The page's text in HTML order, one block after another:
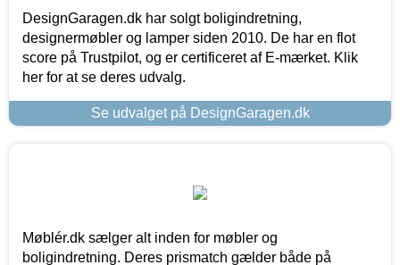
DesignGaragen.dk har solgt boligindretning,
designermøbler og lamper siden 2010. De har en flot
score på Trustpilot, og er certificeret af E-mærket. Klik
her for at se deres udvalg.
Se udvalget på DesignGaragen.dk
Møblér.dk sælger alt inden for møbler og
boligindretning. Deres prismatch gælder både på